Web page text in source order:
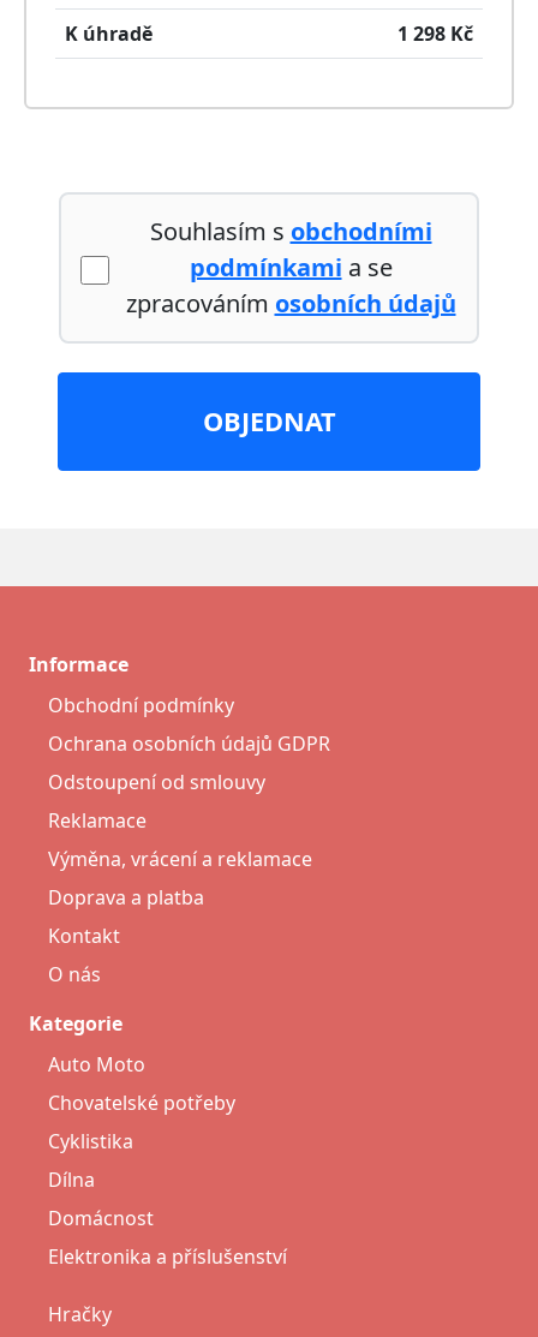
K úhradě
1 298 Kč
Souhlasím s obchodními
podmínkami a se
zpracováním osobních údajů
OBJEDNAT
Informace
Obchodní podmínky
Ochrana osobních údajů GDPR
Odstoupení od smlouvy
Reklamace
Výměna, vrácení a reklamace
Doprava a platba
Kontakt
O nás
Kategorie
Auto Moto
Chovatelské potřeby
Cyklistika
Dílna
Domácnost
Elektronika a příslušenství
Hračky